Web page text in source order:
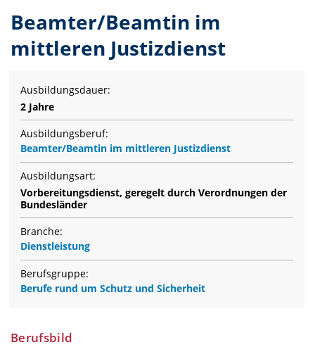
Beamter/Beamtin im
mittleren Justizdienst
Ausbildungsdauer:
2 Jahre
Ausbildungsberuf:
Beamter/Beamtin im mittleren Justizdienst
Ausbildungsart:
Vorbereitungsdienst, geregelt durch Verordnungen der
Bundesländer
Branche:
Dienstleistung
Berufsgruppe:
Berufe rund um Schutz und Sicherheit
Berufsbild